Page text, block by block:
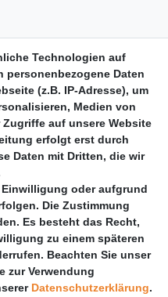
Technologien auf
personenbezogene Daten
(z.B. IP-Adresse), um
Medien von
auf unsere Website
erfolgt erst durch
Daten mit Dritten, die wir
oder aufgrund
Die Zustimmung
Es besteht das Recht,
zu einem späteren
Beachten Sie unser
zur Verwendung
Daten­schutz­erklärung.